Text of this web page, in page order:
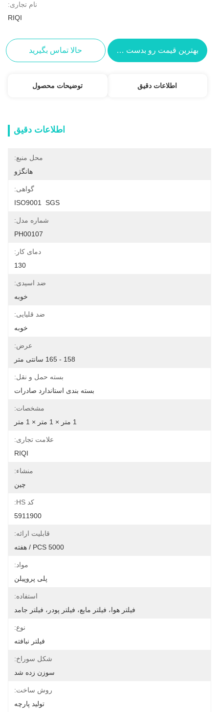
نام تجاری:
RIQI
بهترین قیمت رو بدست بیار حالا تماس بگیرید
اطلاعات دقیق توضیحات محصول
اطلاعات دقیق
محل منبع:
هانگژو
گواهی:
ISO9001  SGS
شماره مدل:
PH00107
دمای کار:
130
ضد اسیدی:
خوبه
ضد قلیایی:
خوبه
عرض:
158 - 165 سانتی متر
بسته حمل و نقل:
بسته بندی استاندارد صادرات
مشخصات:
1 متر × 1 متر × 1 متر
علامت تجاری:
RIQI
منشاء:
چین
کد HS:
5911900
قابلیت ارائه:
5000 PCS / هفته
مواد:
پلی پروپیلن
استفاده:
فیلتر هوا، فیلتر مایع، فیلتر پودر، فیلتر جامد
نوع:
فیلتر نبافته
شکل سوراخ:
سوزن زده شد
روش ساخت:
تولید پارچه